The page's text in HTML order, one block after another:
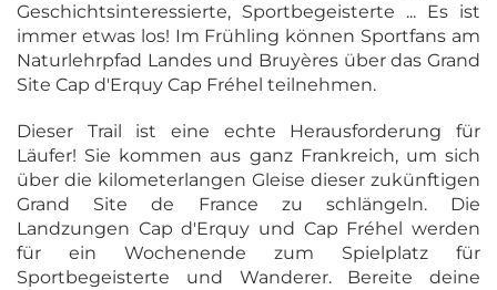
Geschichtsinteressierte, Sportbegeisterte ... Es ist
immer etwas los! Im Frühling können Sportfans am
Naturlehrpfad Landes und Bruyères über das Grand
Site Cap d'Erquy Cap Fréhel teilnehmen.
Dieser Trail ist eine echte Herausforderung für
Läufer! Sie kommen aus ganz Frankreich, um sich
über die kilometerlangen Gleise dieser zukünftigen
Grand Site de France zu schlängeln. Die
Landzungen Cap d'Erquy und Cap Fréhel werden
für ein Wochenende zum Spielplatz für
Sportbegeisterte und Wanderer. Bereite deine